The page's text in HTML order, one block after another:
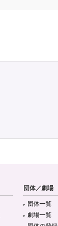
団体／劇場
団体一覧
劇場一覧